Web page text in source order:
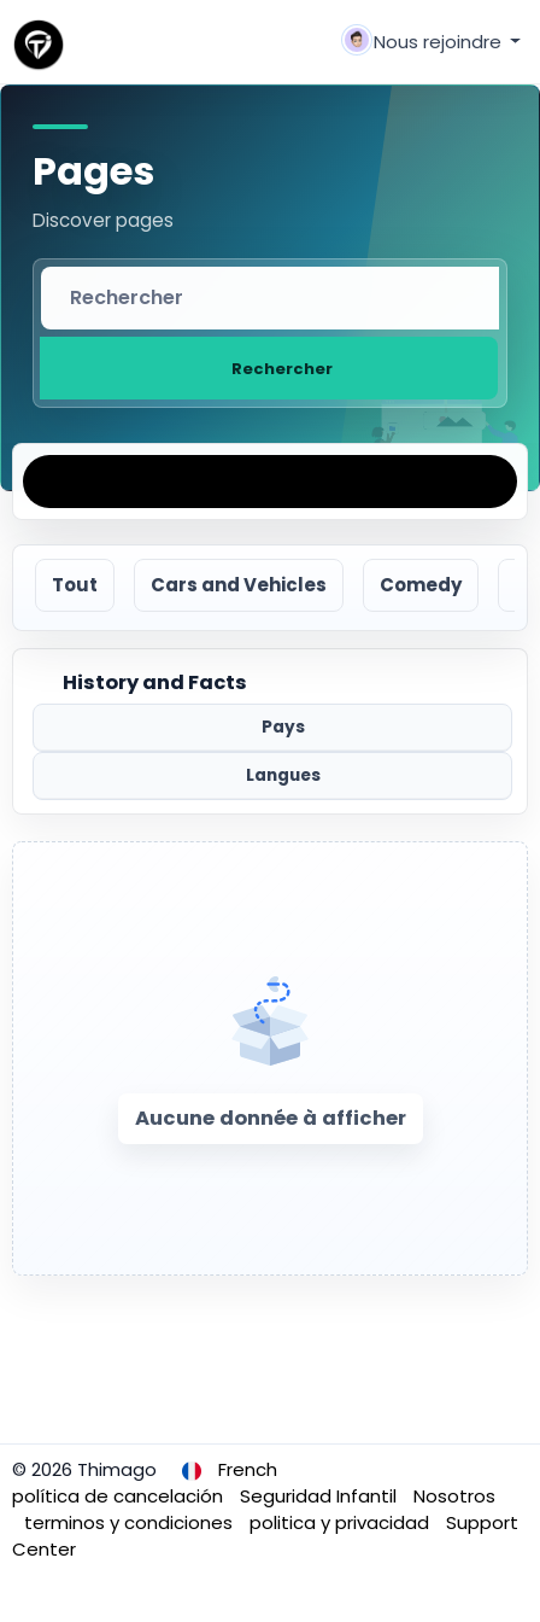
Nous rejoindre
Pages
Discover pages
Rechercher
Tout Cars and Vehicles Comedy
History and Facts
Pays
Langues
Aucune donnée à afficher
© 2026 Thimago
French
política de cancelación
Seguridad Infantil
Nosotros
terminos y condiciones
politica y privacidad
Support
Center